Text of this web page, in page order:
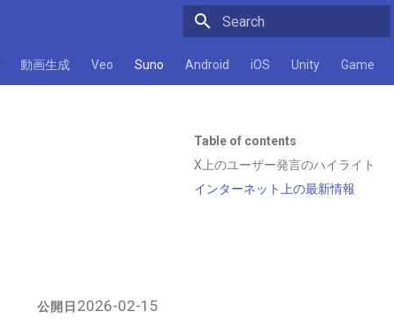
動画生成 Veo Suno Android iOS Unity Game
Table of contents
X上のユーザー発言のハイライト
インターネット上の最新情報
公開日 2026-02-15